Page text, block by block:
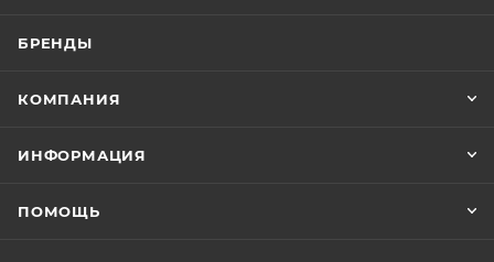
БРЕНДЫ
КОМПАНИЯ
ИНФОРМАЦИЯ
ПОМОЩЬ